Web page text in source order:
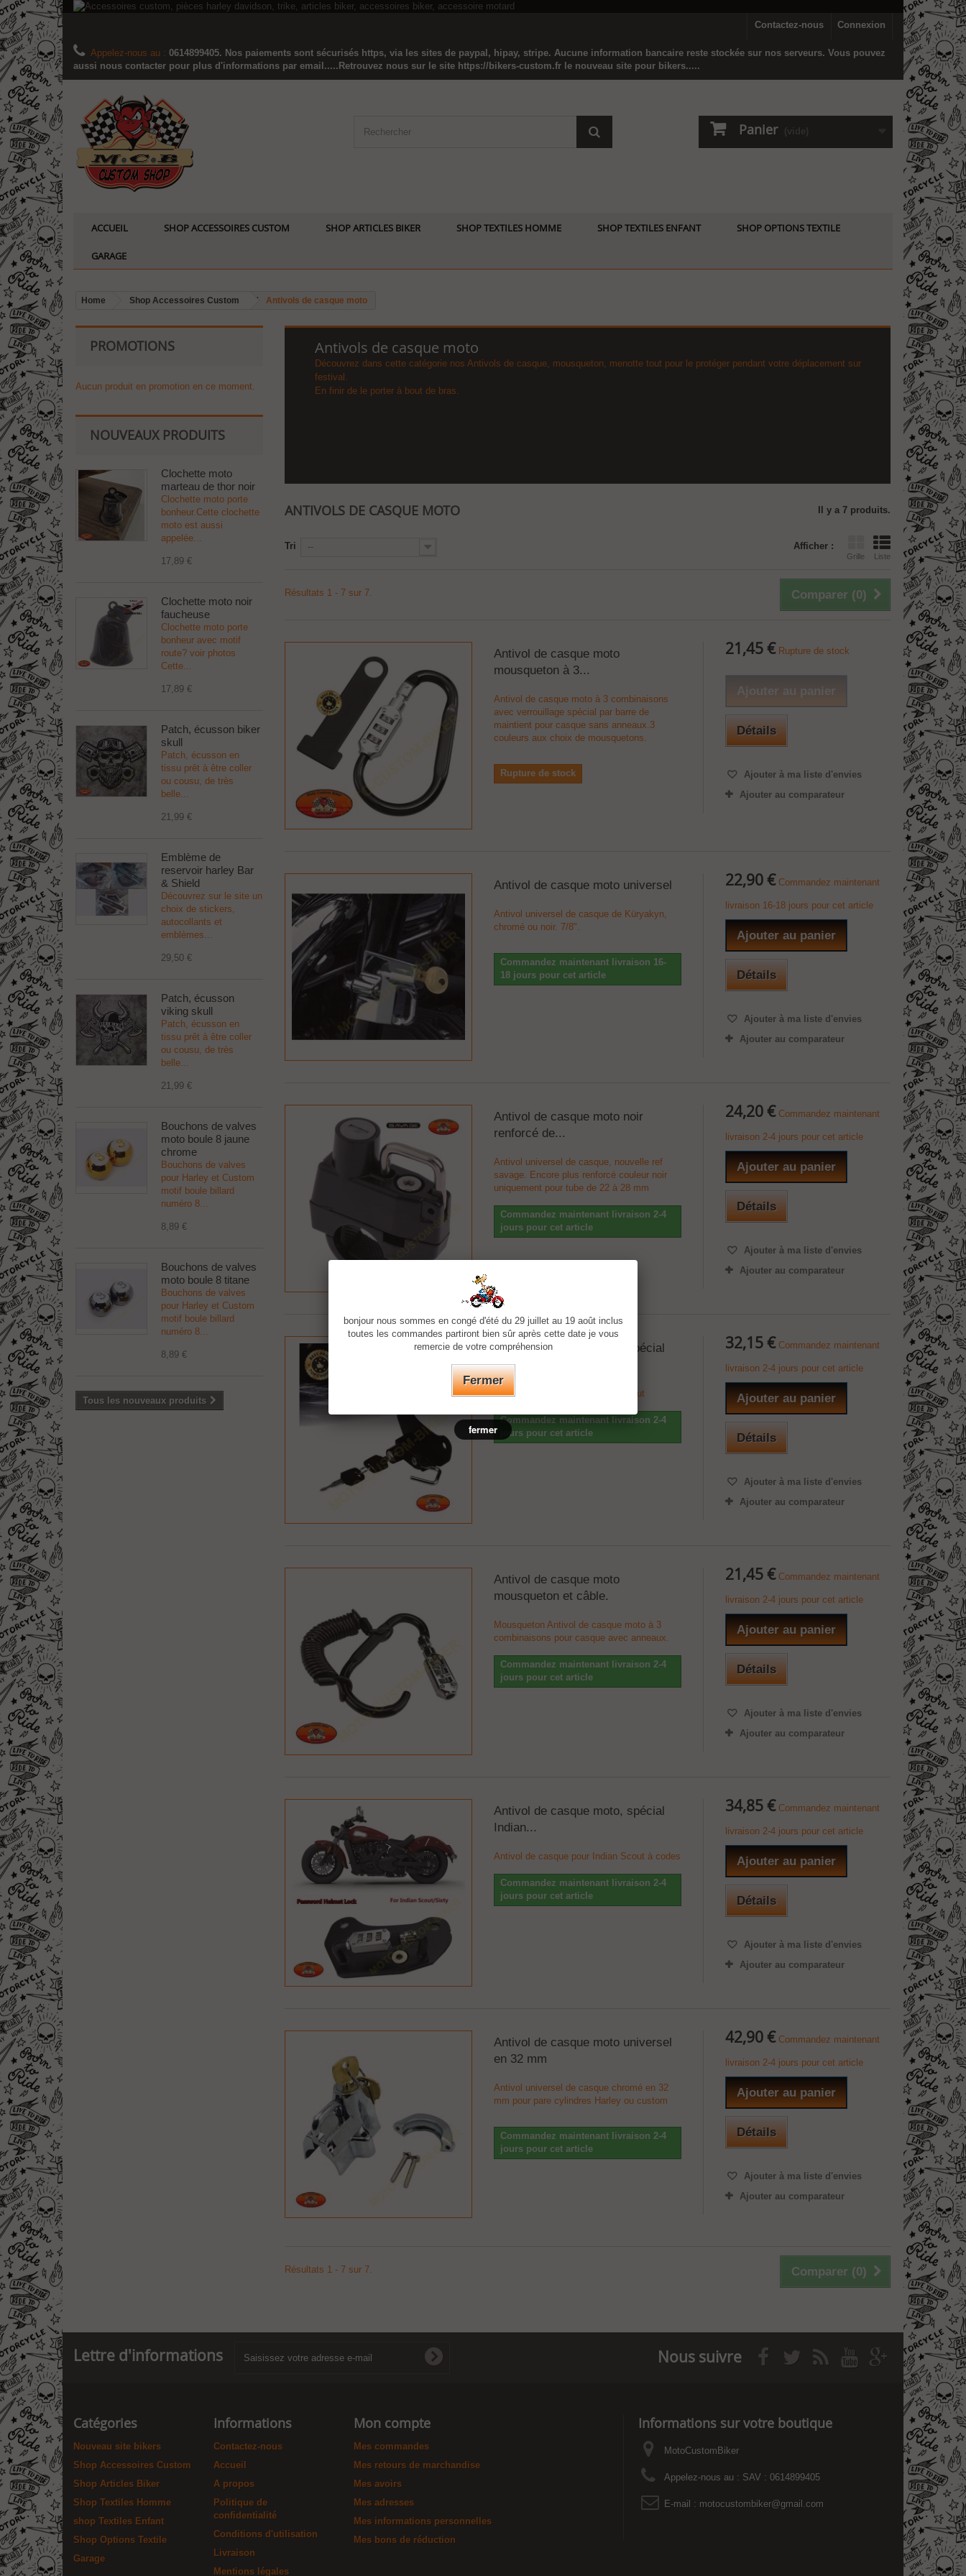
Connexion
Contactez-nous
Appelez-nous au : 0614899405. Nos paiements sont sécurisés https, via les sites de paypal, hipay, stripe. Aucune information bancaire reste stockée sur nos serveurs. Vous pouvez
aussi nous contacter pour plus d'informations par email.....Retrouvez nous sur le site https://bikers-custom.fr le nouveau site pour bikers.....
Panier (vide)
ACCUEIL SHOP ACCESSOIRES CUSTOM SHOP ARTICLES BIKER SHOP TEXTILES HOMME SHOP TEXTILES ENFANT SHOP OPTIONS TEXTILE
GARAGE
Home Shop Accessoires Custom Antivols de casque moto
PROMOTIONS
Aucun produit en promotion en ce moment.
NOUVEAUX PRODUITS
Clochette moto
marteau de thor noir
Clochette moto porte
bonheur.Cette clochette
moto est aussi
appelée...
17,89 €
Clochette moto noir
faucheuse
Clochette moto porte
bonheur avec motif
route? voir photos
Cette...
17,89 €
Patch, écusson biker
skull
Patch, écusson en
tissu prêt à être coller
ou cousu, de très
belle...
21,99 €
Emblème de
reservoir harley Bar
& Shield
Découvrez sur le site un
choix de stickers,
autocollants et
emblèmes...
29,50 €
Patch, écusson
viking skull
Patch, écusson en
tissu prêt à être coller
ou cousu, de très
belle...
21,99 €
Bouchons de valves
moto boule 8 jaune
chrome
Bouchons de valves
pour Harley et Custom
motif boule billard
numéro 8...
8,89 €
Bouchons de valves
moto boule 8 titane
Bouchons de valves
pour Harley et Custom
motif boule billard
numéro 8...
8,89 €
Tous les nouveaux produits
Antivols de casque moto
Découvrez dans cette catégorie nos Antivols de casque, mousqueton, menotte tout pour le protéger pendant votre déplacement sur
festival.
En finir de le porter à bout de bras.
ANTIVOLS DE CASQUE MOTO Il y a 7 produits.
Afficher :
Grille Liste
Tri --
Comparer (0)
Résultats 1 - 7 sur 7.
Antivol de casque moto
mousqueton à 3...
Antivol de casque moto à 3 combinaisons
avec verrouillage spécial par barre de
maintient pour casque sans anneaux.3
couleurs aux choix de mousquetons.
Rupture de stock
21,45 € Rupture de stock
Ajouter au panier
Détails
Ajouter à ma liste d'envies
Ajouter au comparateur
Antivol de casque moto universel
Antivol universel de casque de Küryakyn,
chromé ou noir. 7/8".
Commandez maintenant livraison 16-
18 jours pour cet article
22,90 € Commandez maintenant
livraison 16-18 jours pour cet article
Ajouter au panier
Détails
Ajouter à ma liste d'envies
Ajouter au comparateur
Antivol de casque moto noir
renforcé de...
Antivol universel de casque, nouvelle ref
savage. Encore plus renforcé couleur noir
uniquement pour tube de 22 à 28 mm
Commandez maintenant livraison 2-4
jours pour cet article
24,20 € Commandez maintenant
livraison 2-4 jours pour cet article
Ajouter au panier
Détails
Ajouter à ma liste d'envies
Ajouter au comparateur
Antivol de casque moto, spécial
Indian scout
Antivol de casque pour Indian Scout
Commandez maintenant livraison 2-4
jours pour cet article
32,15 € Commandez maintenant
livraison 2-4 jours pour cet article
Ajouter au panier
Détails
Ajouter à ma liste d'envies
Ajouter au comparateur
Antivol de casque moto
mousqueton et câble.
Mousqueton Antivol de casque moto à 3
combinaisons pour casque avec anneaux.
Commandez maintenant livraison 2-4
jours pour cet article
21,45 € Commandez maintenant
livraison 2-4 jours pour cet article
Ajouter au panier
Détails
Ajouter à ma liste d'envies
Ajouter au comparateur
Antivol de casque moto, spécial
Indian...
Antivol de casque pour Indian Scout à codes
Commandez maintenant livraison 2-4
jours pour cet article
34,85 € Commandez maintenant
livraison 2-4 jours pour cet article
Ajouter au panier
Détails
Ajouter à ma liste d'envies
Ajouter au comparateur
Antivol de casque moto universel
en 32 mm
Antivol universel de casque chromé en 32
mm pour pare cylindres Harley ou custom
Commandez maintenant livraison 2-4
jours pour cet article
42,90 € Commandez maintenant
livraison 2-4 jours pour cet article
Ajouter au panier
Détails
Ajouter à ma liste d'envies
Ajouter au comparateur
Comparer (0)
Résultats 1 - 7 sur 7.
Lettre d'informations Nous suivre
Catégories
Nouveau site bikers
Shop Accessoires Custom
Shop Articles Biker
Shop Textiles Homme
shop Textiles Enfant
Shop Options Textile
Garage
Informations
Contactez-nous
Accueil
A propos
Politique de
confidentialité
Conditions d'utilisation
Livraison
Mentions légales
Mon compte
Mes commandes
Mes retours de marchandise
Mes avoirs
Mes adresses
Mes informations personnelles
Mes bons de réduction
Informations sur votre boutique
MotoCustomBiker
Appelez-nous au : SAV : 0614899405
E-mail : motocustombiker@gmail.com
bonjour nous sommes en congé d'été du 29 juillet au 19 août inclus
toutes les commandes partiront bien sûr après cette date je vous
remercie de votre compréhension
Fermer
fermer